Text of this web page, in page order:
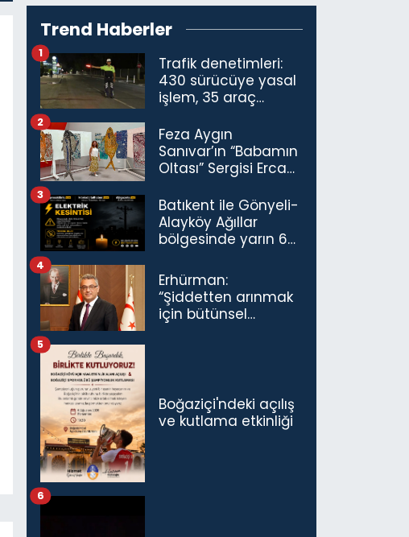
Trend Haberler
Trafik denetimleri:
430 sürücüye yasal
işlem, 35 araç
1
Feza Aygın
Sanıvar’ın “Babamın
Oltası” Sergisi Ercan
Açıldı
2
Batıkent ile Gönyeli-
Alayköy Ağıllar
bölgesinde yarın 6
kesintisi…
3
Erhürman:
“Şiddetten arınmak
için bütünsel
4
Boğaziçi'ndeki açılış
ve kutlama etkinliği
5
6